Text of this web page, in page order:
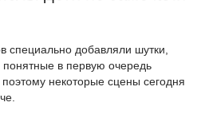
специально добавляли шутки,
в первую очередь
некоторые сцены сегодня